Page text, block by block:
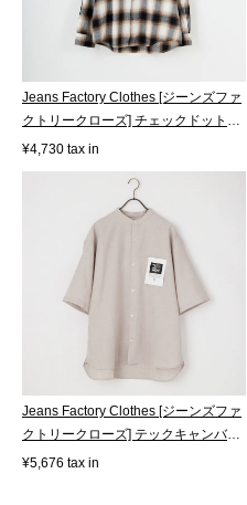
Jeans Factory Clothes [ジーンズファ
クトリークローズ] チェックドット
ボ...
¥4,730 tax in
Jeans Factory Clothes [ジーンズファ
クトリークローズ] テックキャンバ
ス...
¥5,676 tax in